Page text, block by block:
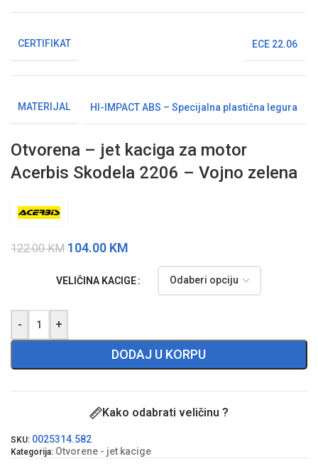
CERTIFIKAT ECE 22.06
MATERIJAL HI-IMPACT ABS – Specijalna plastična legura
Otvorena – jet kaciga za motor
Acerbis Skodela 2206 – Vojno zelena
122.00KM 104.00 KM
VELIČINA KACIGE
- +
DODAJ U KORPU
Kako odabrati veličinu ?
SKU: 0025314.582
Kategorija: Otvorene - jet kacige